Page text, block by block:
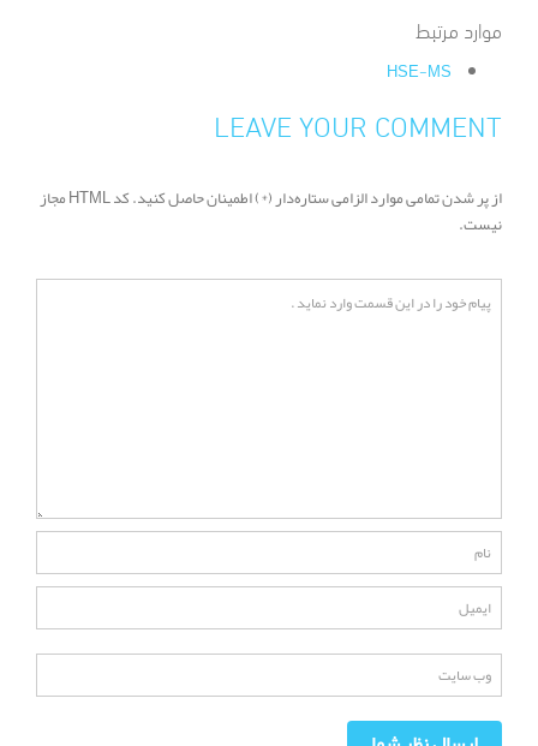
موارد مرتبط
HSE-MS
LEAVE YOUR COMMENT
از پر شدن تمامی موارد الزامی ستاره‌دار (*) اطمینان حاصل کنید. کد HTML مجاز
نیست.